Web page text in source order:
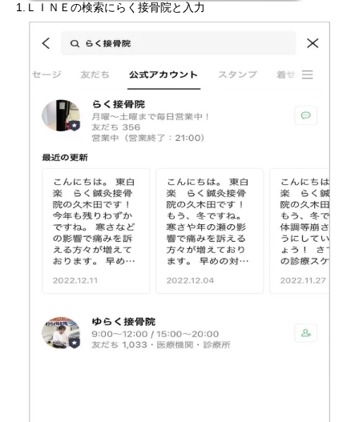
1.ＬＩＮＥの検索にらく接骨院と入力